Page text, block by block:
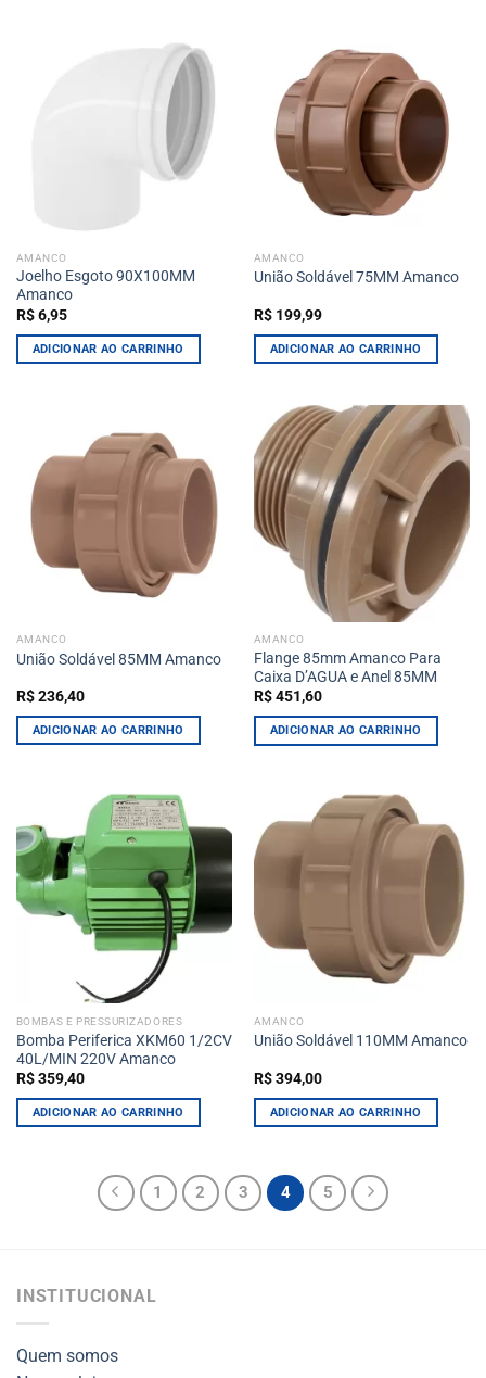
AMANCO
Joelho Esgoto 90X100MM
Amanco
R$6,95
ADICIONAR AO CARRINHO
AMANCO
União Soldável 75MM Amanco
R$199,99
ADICIONAR AO CARRINHO
AMANCO
União Soldável 85MM Amanco
R$236,40
ADICIONAR AO CARRINHO
AMANCO
Flange 85mm Amanco Para
Caixa D’AGUA e Anel 85MM
R$451,60
ADICIONAR AO CARRINHO
BOMBAS E PRESSURIZADORES
Bomba Periferica XKM60 1/2CV
40L/MIN 220V Amanco
R$359,40
ADICIONAR AO CARRINHO
AMANCO
União Soldável 110MM Amanco
R$394,00
ADICIONAR AO CARRINHO
1 2 3 4 5
INSTITUCIONAL
Quem somos